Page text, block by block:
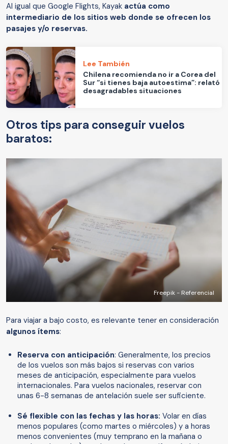
Al igual que Google Flights, Kayak actúa como
intermediario de los sitios web donde se ofrecen los
pasajes y/o reservas.
Lee También
Chilena recomienda no ir a Corea del
Sur “si tienes baja autoestima”: relató
desagradables situaciones
Otros tips para conseguir vuelos
baratos:
Freepik - Referencial
Para viajar a bajo costo, es relevante tener en consideración
algunos ítems:
Reserva con anticipación: Generalmente, los precios
de los vuelos son más bajos si reservas con varios
meses de anticipación, especialmente para vuelos
internacionales. Para vuelos nacionales, reservar con
unas 6-8 semanas de antelación suele ser suficiente.
Sé flexible con las fechas y las horas: Volar en días
menos populares (como martes o miércoles) y a horas
menos convenientes (muy temprano en la mañana o